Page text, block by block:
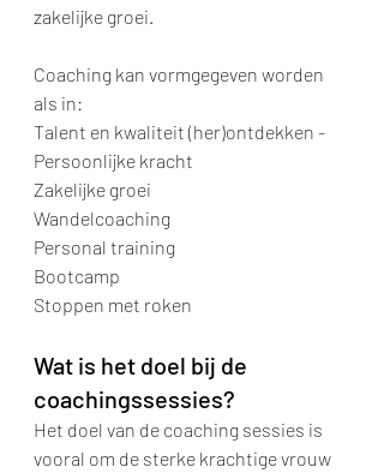
zakelijke groei.
Coaching kan vormgegeven worden
als in:
Talent en kwaliteit (her)ontdekken -
Persoonlijke kracht
Zakelijke groei
Wandelcoaching
Personal training
Bootcamp
Stoppen met roken
Wat is het doel bij de
coachingssessies?
Het doel van de coaching sessies is
vooral om de sterke krachtige vrouw